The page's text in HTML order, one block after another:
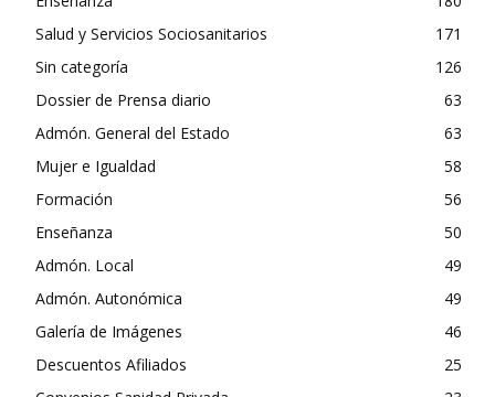
Salud y Servicios Sociosanitarios
171
Sin categoría
126
Dossier de Prensa diario
63
Admón. General del Estado
63
Mujer e Igualdad
58
Formación
56
Enseñanza
50
Admón. Local
49
Admón. Autonómica
49
Galería de Imágenes
46
Descuentos Afiliados
25